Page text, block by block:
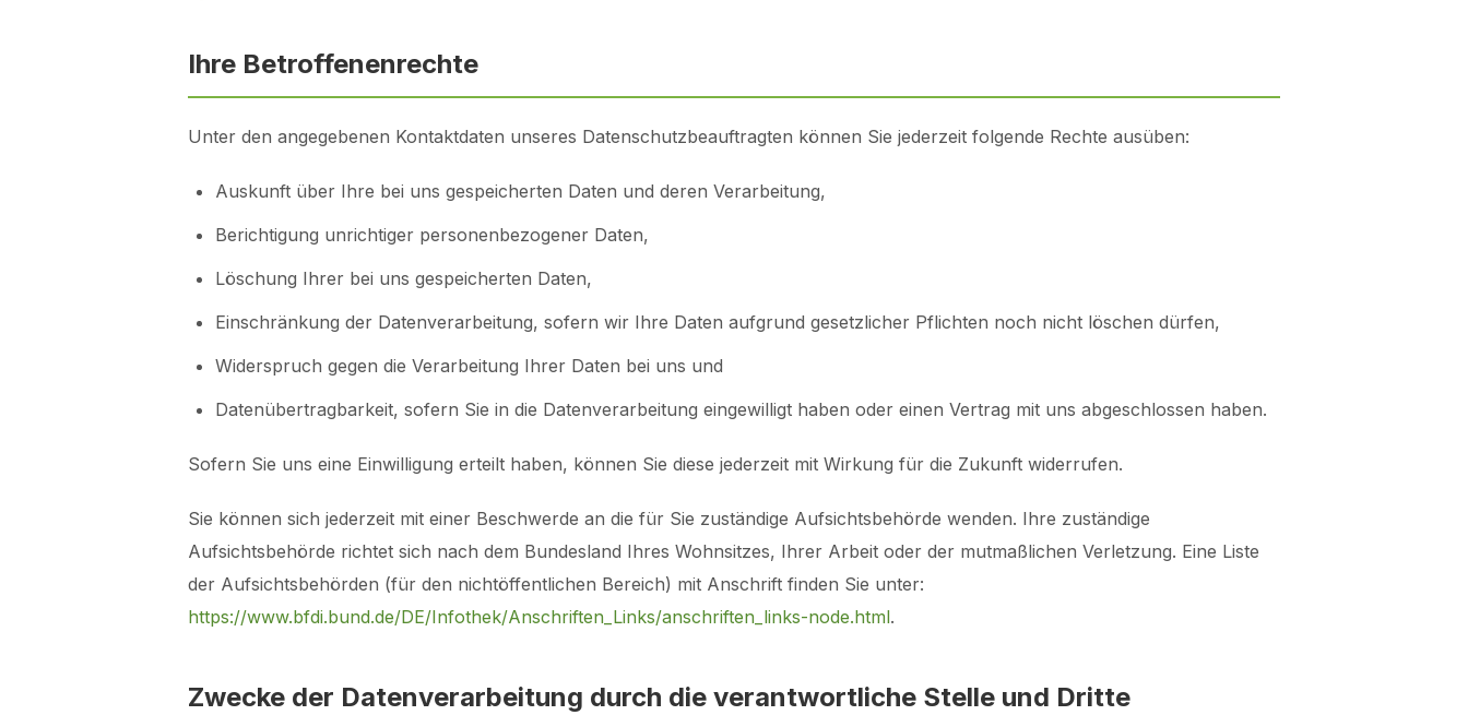
Ihre Betroffenenrechte
Unter den angegebenen Kontaktdaten unseres Datenschutzbeauftragten können Sie jederzeit folgende Rechte ausüben:
Auskunft über Ihre bei uns gespeicherten Daten und deren Verarbeitung,
Berichtigung unrichtiger personenbezogener Daten,
Löschung Ihrer bei uns gespeicherten Daten,
Einschränkung der Datenverarbeitung, sofern wir Ihre Daten aufgrund gesetzlicher Pflichten noch nicht löschen dürfen,
Widerspruch gegen die Verarbeitung Ihrer Daten bei uns und
Datenübertragbarkeit, sofern Sie in die Datenverarbeitung eingewilligt haben oder einen Vertrag mit uns abgeschlossen haben.
Sofern Sie uns eine Einwilligung erteilt haben, können Sie diese jederzeit mit Wirkung für die Zukunft widerrufen.
Sie können sich jederzeit mit einer Beschwerde an die für Sie zuständige Aufsichtsbehörde wenden. Ihre zuständige
Aufsichtsbehörde richtet sich nach dem Bundesland Ihres Wohnsitzes, Ihrer Arbeit oder der mutmaßlichen Verletzung. Eine Liste
der Aufsichtsbehörden (für den nichtöffentlichen Bereich) mit Anschrift finden Sie unter:
https://www.bfdi.bund.de/DE/Infothek/Anschriften_Links/anschriften_links-node.html.
Zwecke der Datenverarbeitung durch die verantwortliche Stelle und Dritte